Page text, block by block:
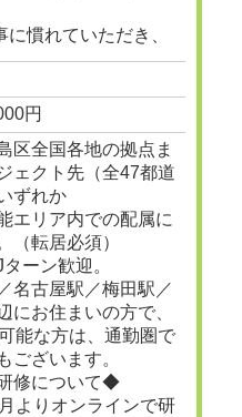
慣れていただき、
クトマネージャーと
マンション、ショ
に残る大規模な建
長...つづきを見る
円
区全国各地の拠点ま
ェクト先（全47都道
ずれか
エリア内での配属に
（転居必須）
ターン歓迎。
名古屋駅／梅田駅／
にお住まいの方で、
能な方は、通勤圏で
ございます。
修について◆
よりオンラインで研